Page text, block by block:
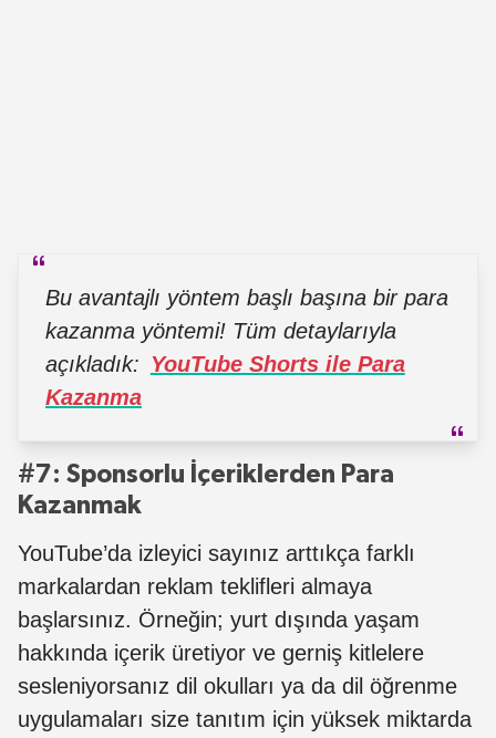
Bu avantajlı yöntem başlı başına bir para
kazanma yöntemi! Tüm detaylarıyla
açıkladık: YouTube Shorts ile Para
Kazanma
#7: Sponsorlu İçeriklerden Para
Kazanmak
YouTube’da izleyici sayınız arttıkça farklı
markalardan reklam teklifleri almaya
başlarsınız. Örneğin; yurt dışında yaşam
hakkında içerik üretiyor ve gerniş kitlelere
sesleniyorsanız dil okulları ya da dil öğrenme
uygulamaları size tanıtım için yüksek miktarda